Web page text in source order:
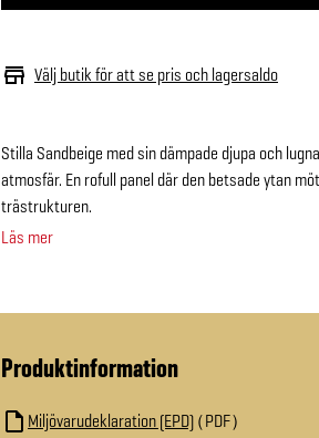
Välj butik för att se pris och lagersaldo
Stilla Sandbeige med sin dämpade djupa och
atmosfär. En rofull panel där den betsade ytan
trästrukturen.
Läs mer
Produktinformation
Miljövarudeklaration (EPD) PDF